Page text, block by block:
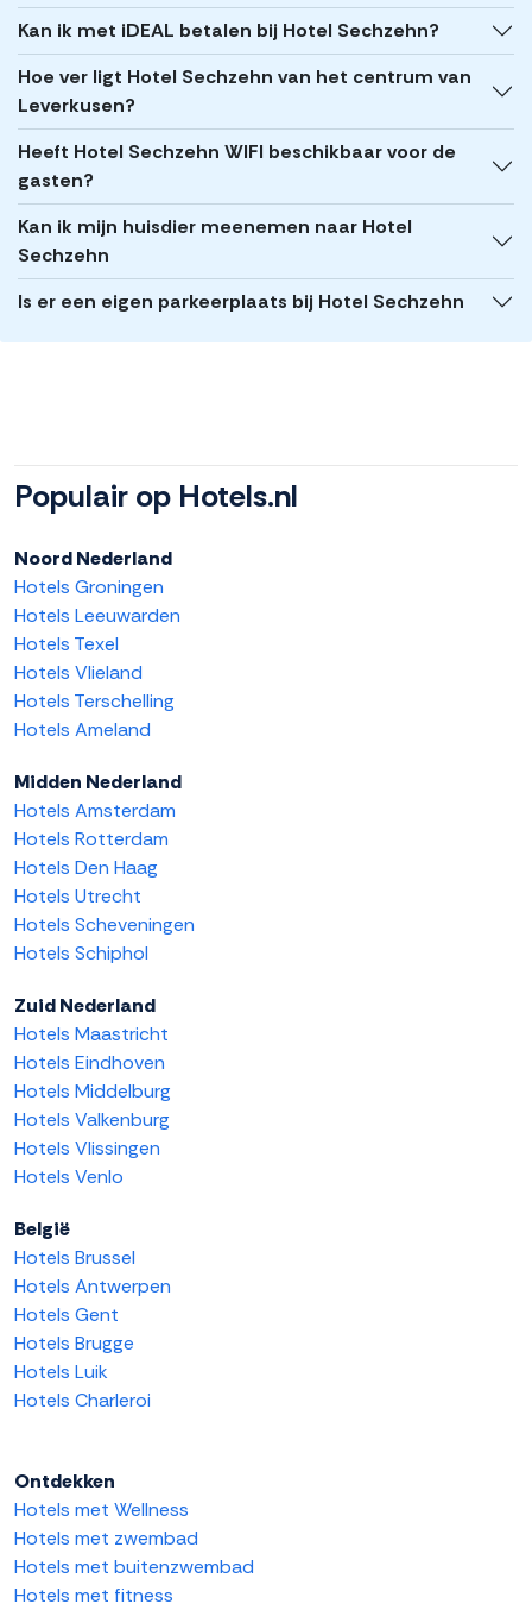
Kan ik met iDEAL betalen bij Hotel Sechzehn?
Hoe ver ligt Hotel Sechzehn van het centrum van
Leverkusen?
Heeft Hotel Sechzehn WIFI beschikbaar voor de
gasten?
Kan ik mijn huisdier meenemen naar Hotel
Sechzehn
Is er een eigen parkeerplaats bij Hotel Sechzehn
Populair op Hotels.nl
Noord Nederland
Hotels Groningen
Hotels Leeuwarden
Hotels Texel
Hotels Vlieland
Hotels Terschelling
Hotels Ameland
Midden Nederland
Hotels Amsterdam
Hotels Rotterdam
Hotels Den Haag
Hotels Utrecht
Hotels Scheveningen
Hotels Schiphol
Zuid Nederland
Hotels Maastricht
Hotels Eindhoven
Hotels Middelburg
Hotels Valkenburg
Hotels Vlissingen
Hotels Venlo
België
Hotels Brussel
Hotels Antwerpen
Hotels Gent
Hotels Brugge
Hotels Luik
Hotels Charleroi
Ontdekken
Hotels met Wellness
Hotels met zwembad
Hotels met buitenzwembad
Hotels met fitness